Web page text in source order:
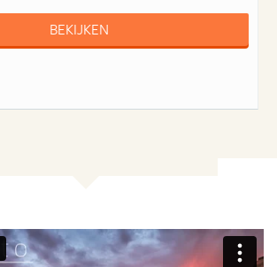
BEKIJKEN